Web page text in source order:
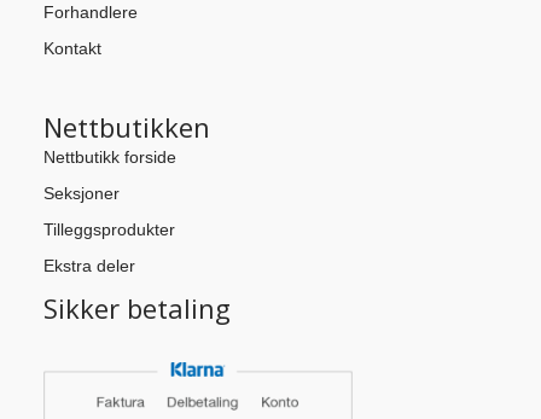
Forhandlere
Kontakt
Nettbutikken
Nettbutikk forside
Seksjoner
Tilleggsprodukter
Ekstra deler
Sikker betaling